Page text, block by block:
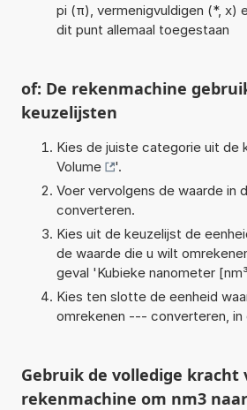
pi (π), vermenigvuldigen (*, x)
dit punt allemaal toegestaan
of: De rekenmachine
keuzelijsten
Kies de juiste categorie uit de
Volume
'.
Voer vervolgens de waarde in
converteren.
Kies uit de keuzelijst de
de waarde die u wilt
geval 'Kubieke nanometer
Kies ten slotte de eenheid
omrekenen --- converteren, in
Gebruik de volledige kracht
rekenmachine om nm3